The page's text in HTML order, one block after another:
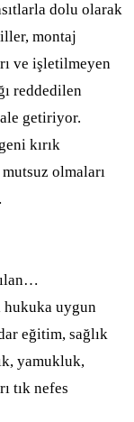
dolu olarak
montaj
ve işletilmeyen
reddedilen
getiriyor.
kırık
olmaları
uygun
eğitim, sağlık
yamukluk,
tık nefes